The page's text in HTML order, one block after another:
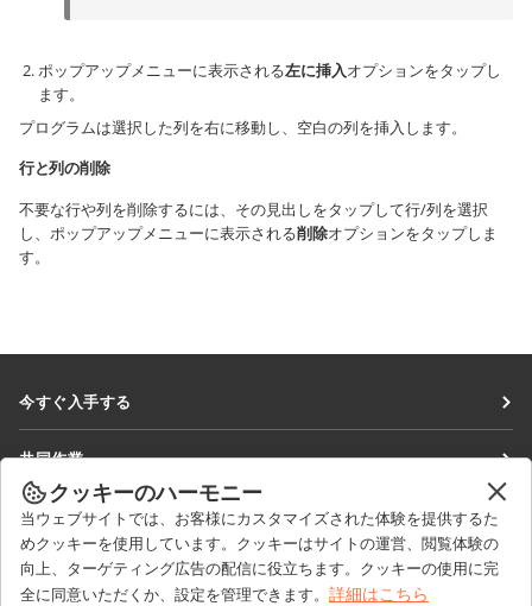
ポップアップメニューに表示される左に挿入オプションをタップし
ます。
プログラムは選択した列を右に移動し、空白の列を挿入します。
行と列の削除
不要な行や列を削除するには、その見出しをタップして行/列を選択
し、ポップアップメニューに表示される削除オプションをタップしま
す。
今すぐ入手する
DocSpace
Workspace
コネクター
デスクトップアプリ
共同作業
貢献者向け
翻訳者向け
インフルエンサー向け
ニュースを見る
ブログ
ヘルプを得る
クッキーのハーモニー
当ウェブサイトでは、お客様にカスタマイズされた体験を提供するた
めクッキーを使用しています。クッキーはサイトの運営、閲覧体験の
向上、ターゲティング広告の配信に役立ちます。クッキーの使用に完
全に同意いただくか、設定を管理できます。 詳細はこちら